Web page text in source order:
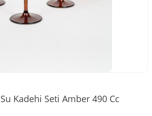
Kadehi Seti Amber 490 Cc